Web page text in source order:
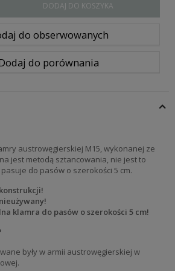
DODAJ DO KOSZYKA
do obserwowanych
do porównania
austrowęgierskiej M15, wykonanej ze
jest metodą sztancowania, nie jest to
do pasów o szerokości 5 cm.
klamra do pasów o szerokości 5 cm!
były w armii austrowęgierskiej w